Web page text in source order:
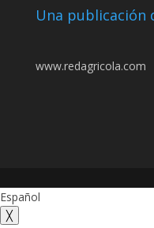
Una publicación
www.redagricola.com
Español
╳